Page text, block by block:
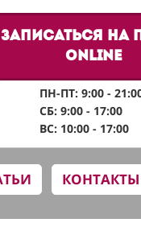
Записаться на
online
ПН-ПТ: 9:00 -
СБ: 9:00 - 17:00
ВС: 10:00 - 17:00
КОНТАКТЫ